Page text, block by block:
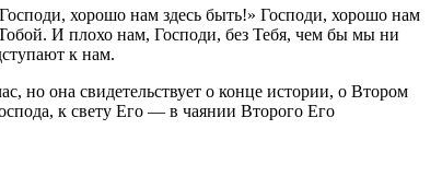
хорошо нам здесь быть!» Господи, хорошо нам
И плохо нам, Господи, без Тебя, чем бы мы ни
к нам.
но она свидетельствует о конце истории, о Втором
к свету Его — в чаянии Второго Его